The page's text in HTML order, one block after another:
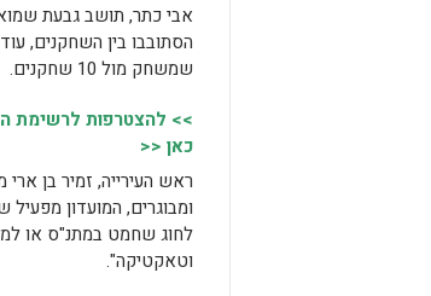
הסתובבו בין השחקנים,
שמשחק מול 10 שחקנים.
>> להצטרפות לרשימת
כאן <<
ראש העירייה, זמיר בן
ומבוגרים, המועדון
לחוג שחמט במתנ"ס או
וטאקטיקה".